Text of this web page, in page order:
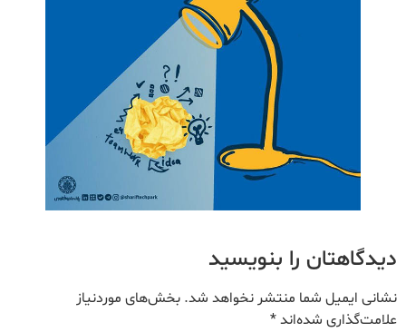
دیدگاهتان را بنویسید
نشانی ایمیل شما منتشر نخواهد شد. بخش‌های موردنیاز
علامت‌گذاری شده‌اند*